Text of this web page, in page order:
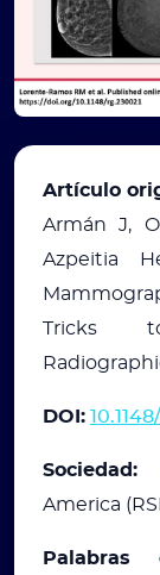
Artículo
Armán J,
Azpeitia
Tricks
DOI:
Sociedad:
America
Palabras